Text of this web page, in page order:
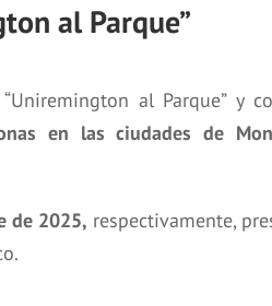
al Parque”
al Parque” y
en las ciudades de
de 2025, respectivamente,